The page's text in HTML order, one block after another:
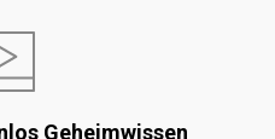
Geheimwissen